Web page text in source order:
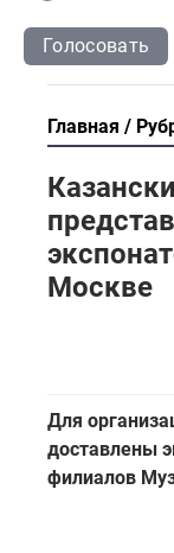
Голосовать
Главная
Москве
Для
доставлены
филиалов